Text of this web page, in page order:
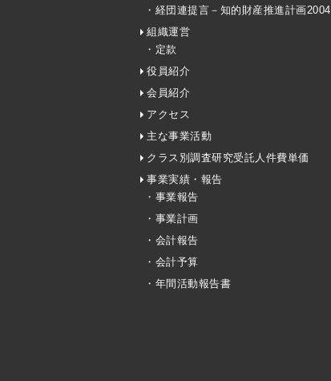
・経団連提言－知的財産推進計画2004
組織運営
・定款
役員紹介
会員紹介
アクセス
主な事業活動
クラス別調査研究受託人件費単価
事業実績・報告
・事業報告
・事業計画
・会計報告
・会計予算
・年間活動報告書